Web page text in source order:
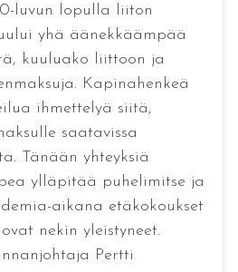
luvun lopulla liiton
yhä äänekkäämpää
kuuluako liittoon ja
Kapinahenkeä
ihmettelyä siitä,
saatavissa
Tänään yhteyksiä
ylläpitää puhelimitse ja
aikana etäkokoukset
nekin yleistyneet.
Pertti